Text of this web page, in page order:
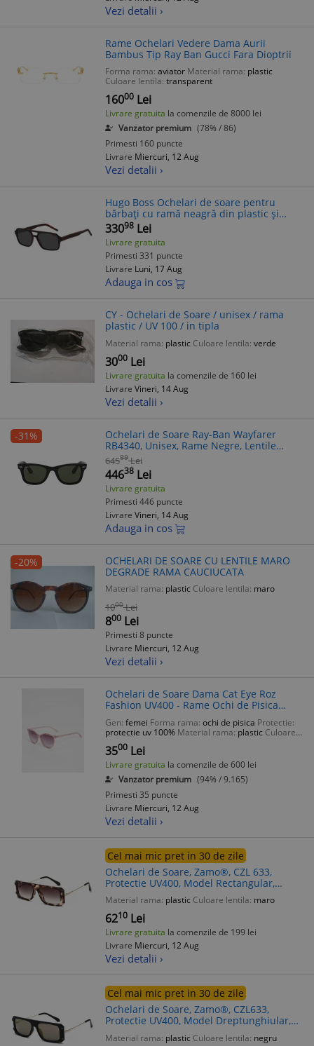
Vezi detalii ›
Rame Ochelari Vedere Dama Aurii
Bambus Tip Ray Ban Gucci Fara Dioptrii
Forma rama: aviator Material rama: plastic
Culoare lentila: transparent
16000 Lei
Livrare gratuita la comenzile de 8000 lei
Vanzator premium (78% / 86)
Primesti 160 puncte
Livrare Miercuri, 12 Aug
Vezi detalii ›
Hugo Boss Ochelari de soare pentru
bărbați cu ramă neagră din plastic și
lentilă neagră HG 1241/S OIT/IR
33098 Lei
Livrare gratuita
Primesti 331 puncte
Livrare Luni, 17 Aug
Adauga in cos
CY - Ochelari de Soare / unisex / rama
plastic / UV 100 / in tipla
Material rama: plastic Culoare lentila: verde
3000 Lei
Livrare gratuita la comenzile de 160 lei
Livrare Vineri, 14 Aug
Vezi detalii ›
-31%
Ochelari de Soare Ray-Ban Wayfarer
RB4340, Unisex, Rame Negre, Lentile
Verzi, Patrati, Plastic - RESIGILAT
64599 Lei
44638 Lei
Livrare gratuita
Primesti 446 puncte
Livrare Vineri, 14 Aug
Adauga in cos
-20%
OCHELARI DE SOARE CU LENTILE MARO
DEGRADE RAMA CAUCIUCATA
Material rama: plastic Culoare lentila: maro
1000 Lei
800 Lei
Primesti 8 puncte
Livrare Miercuri, 12 Aug
Vezi detalii ›
Ochelari de Soare Dama Cat Eye Roz
Fashion UV400 - Rame Ochi de Pisica
Femei
Gen: femei Forma rama: ochi de pisica Protectie:
protectie uv 100% Material rama: plastic Culoare
lentila:
3500 Lei
Livrare gratuita la comenzile de 600 lei
Vanzator premium (94% / 9.165)
Primesti 35 puncte
Livrare Miercuri, 12 Aug
Vezi detalii ›
Cel mai mic pret in 30 de zile
Ochelari de Soare, Zamo®, CZL 633,
Protectie UV400, Model Rectangular,
Rama Tortoise, Lentile Maro
Material rama: plastic Culoare lentila: maro
6210 Lei
Livrare gratuita la comenzile de 199 lei
Livrare Miercuri, 12 Aug
Vezi detalii ›
Cel mai mic pret in 30 de zile
Ochelari de Soare, Zamo®, CZL633,
Protectie UV400, Model Dreptunghiular,
Rama Neagra, Lentile Negre
Material rama: plastic Culoare lentila: negru